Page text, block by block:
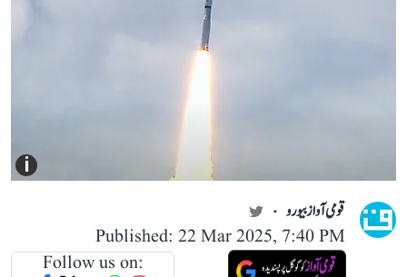
i
قومی آواز بیورو
Published: 22 Mar 2025, 7:40 PM
Follow us on: